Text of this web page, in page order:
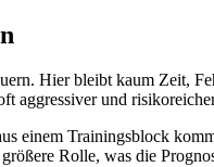
Hier bleibt kaum Zeit,
aggressiver und
einem Trainingsblock
Rolle, was die